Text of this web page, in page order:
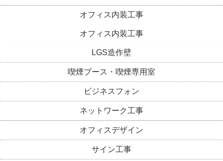
オフィス内装工事
オフィス内装工事
LGS造作壁
喫煙ブース・喫煙専用室
ビジネスフォン
ネットワーク工事
オフィスデザイン
サイン工事